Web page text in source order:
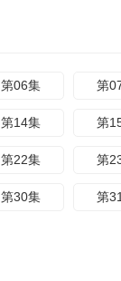
第06集 第
第14集 第
第22集 第
第30集 第